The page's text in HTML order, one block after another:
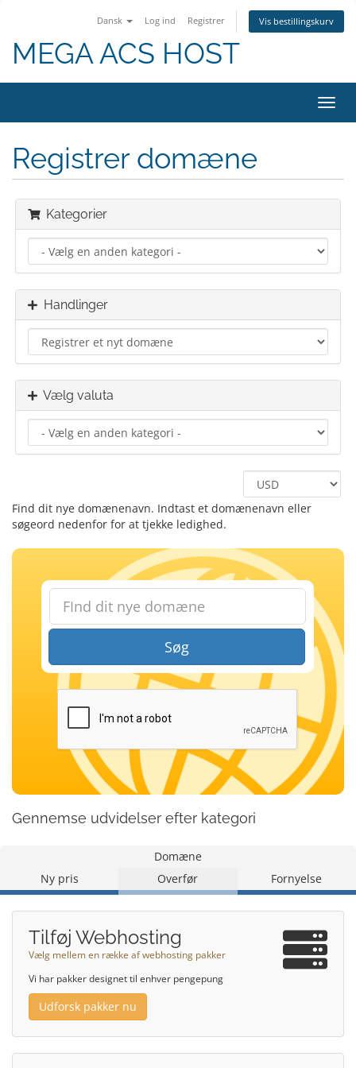
Dansk Log ind Registrer Vis bestillingskurv
MEGA ACS HOST
Skift
Registrer domæne
Kategorier
Handlinger
Vælg valuta
Find dit nye domænenavn. Indtast et domænenavn eller
søgeord nedenfor for at tjekke ledighed.
Søg
Gennemse udvidelser efter kategori
Domæne
Ny pris
Overfør Fornyelse
Tilføj Webhosting
Vælg mellem en række af webhosting pakker
Vi har pakker designet til enhver pengepung
Udforsk pakker nu